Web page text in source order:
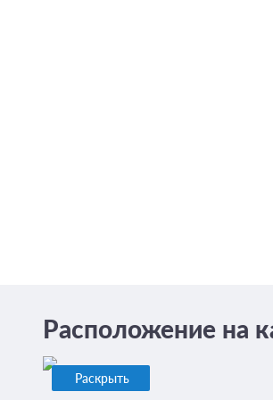
Расположение на
Раскрыть